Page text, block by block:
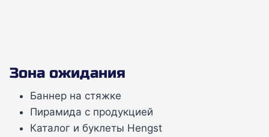
Зона ожидания
Баннер на стяжке
Пирамида с продукцией
Каталог и буклеты Hengst